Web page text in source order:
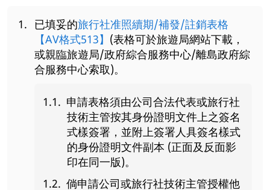
已填妥的旅行社准照續期/補發/註銷表格
【AV格式513】 (表格可於旅遊局網站下載，
或親臨旅遊局/政府綜合服務中心/離島政府綜
合服務中心索取)。
申請表格須由公司合法代表或旅行社
技術主管按其身份證明文件上之簽名
式樣簽署，並附上簽署人具簽名樣式
的身份證明文件副本 (正面及反面影
印在同一版)。
倘申請公司或旅行社技術主管授權他